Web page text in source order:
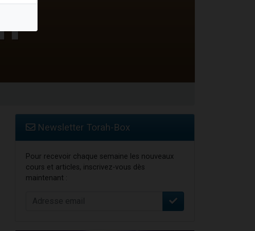
Newsletter Torah-Box
Pour recevoir chaque semaine les nouveaux
cours et articles, inscrivez-vous dès
maintenant :